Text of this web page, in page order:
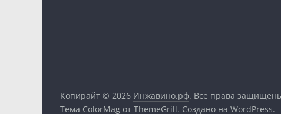
Копирайт © 2026 Инжавино.рф. Все права
Тема ColorMag от ThemeGrill. Создано на WordPress.